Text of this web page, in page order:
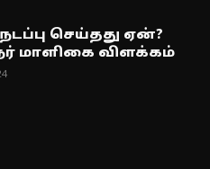
செய்தது ஏன்?
மாளிகை விளக்கம்